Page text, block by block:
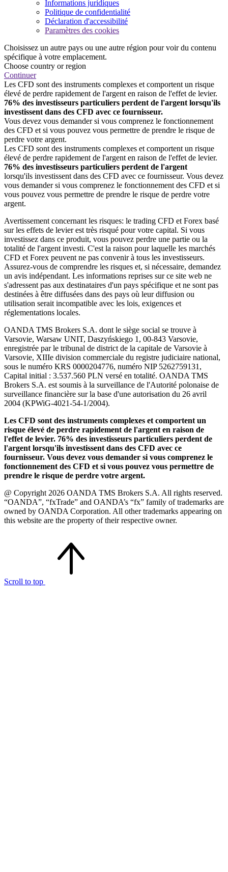
Informations juridiques
Politique de confidentialité
Déclaration d'accessibilité
Paramètres des cookies
Choisissez un autre pays ou une autre région pour voir du contenu
spécifique à votre emplacement.
Choose country or region
Continuer
Les CFD sont des instruments complexes et comportent un risque
élevé de perdre rapidement de l'argent en raison de l'effet de levier.
76% des investisseurs particuliers perdent de l'argent lorsqu'ils
investissent dans des CFD avec ce fournisseur.
Vous devez vous demander si vous comprenez le fonctionnement
des CFD et si vous pouvez vous permettre de prendre le risque de
perdre votre argent.
Les CFD sont des instruments complexes et comportent un risque
élevé de perdre rapidement de l'argent en raison de l'effet de levier.
76% des investisseurs particuliers perdent de l'argent
lorsqu'ils investissent dans des CFD avec ce fournisseur. Vous devez
vous demander si vous comprenez le fonctionnement des CFD et si
vous pouvez vous permettre de prendre le risque de perdre votre
argent.
Avertissement concernant les risques: le trading CFD et Forex basé
sur les effets de levier est très risqué pour votre capital. Si vous
investissez dans ce produit, vous pouvez perdre une partie ou la
totalité de l'argent investi. C'est la raison pour laquelle les marchés
CFD et Forex peuvent ne pas convenir à tous les investisseurs.
Assurez-vous de comprendre les risques et, si nécessaire, demandez
un avis indépendant. Les informations reprises sur ce site web ne
s'adressent pas aux destinataires d'un pays spécifique et ne sont pas
destinées à être diffusées dans des pays où leur diffusion ou
utilisation serait incompatible avec les lois, exigences et
réglementations locales.
OANDA TMS Brokers S.A. dont le siège social se trouve à
Varsovie, Warsaw UNIT, Daszyńskiego 1, 00-843 Varsovie,
enregistrée par le tribunal de district de la capitale de Varsovie à
Varsovie, XIIIe division commerciale du registre judiciaire national,
sous le numéro KRS 0000204776, numéro NIP 5262759131,
Capital initial : 3.537.560 PLN versé en totalité. OANDA TMS
Brokers S.A. est soumis à la surveillance de l'Autorité polonaise de
surveillance financière sur la base d'une autorisation du 26 avril
2004 (KPWiG-4021-54-1/2004).
Les CFD sont des instruments complexes et comportent un
risque élevé de perdre rapidement de l'argent en raison de
l'effet de levier. 76% des investisseurs particuliers perdent de
l'argent lorsqu'ils investissent dans des CFD avec ce
fournisseur. Vous devez vous demander si vous comprenez le
fonctionnement des CFD et si vous pouvez vous permettre de
prendre le risque de perdre votre argent.
@ Copyright 2026 OANDA TMS Brokers S.A. All rights reserved.
“OANDA”, “fxTrade” and OANDA’s “fx” family of trademarks are
owned by OANDA Corporation. All other trademarks appearing on
this website are the property of their respective owner.
Scroll to top